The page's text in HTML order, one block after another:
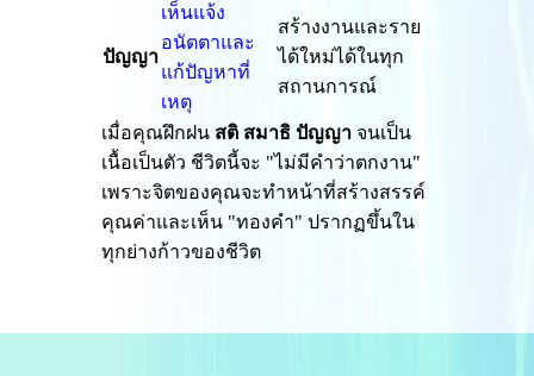
ปัญญา
เห็นแจ้ง
อนัตตาและ
แก้ปัญหาที่
เหตุ
สร้างงานและราย
ได้ใหม่ได้ในทุก
สถานการณ์
เมื่อคุณฝึกฝน สติ สมาธิ ปัญญาจนเป็น
เนื้อเป็นตัว ชีวิตนี้จะ "ไม่มีคำว่าตกงาน"
เพราะจิตของคุณจะทำหน้าที่สร้างสรรค์
คุณค่าและเห็น "ทองคำ" ปรากฏขึ้นใน
ทุกย่างก้าวของชีวิต